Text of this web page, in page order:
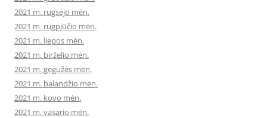
2021 m. rugsėjo mėn.
2021 m. rugpjūčio mėn.
2021 m. liepos mėn.
2021 m. birželio mėn.
2021 m. gegužės mėn.
2021 m. balandžio mėn.
2021 m. kovo mėn.
2021 m. vasario mėn.